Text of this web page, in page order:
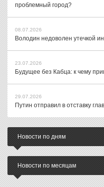
проблемный город?
08.07.2026
Володин недоволен утечкой
23.07.2026
Будущее без Кабца: к чему
29.07.2026
Путин отправил в отставку
Новости по дням
Новости по месяцам